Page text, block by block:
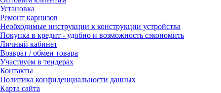
Установка
Ремонт карнизов
Необходимые инструкции к конструкции устройства
Покупка в кредит - удобно и возможность сэкономить
Личный кабинет
Возврат / обмен товара
Участвуем в тендерах
Контакты
Политика конфиденциальности данных
Карта сайта